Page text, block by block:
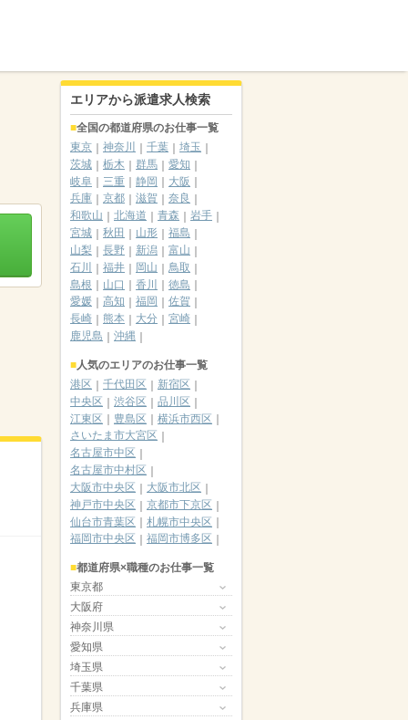
エリアから派遣求人検索
全国の都道府県のお仕事一覧
東京
神奈川 千葉
埼玉
茨城
栃木 群馬
愛知
岐阜
三重 静岡
大阪
兵庫
京都 滋賀
奈良
和歌山
北海道 青森
岩手
宮城
秋田 山形
福島
山梨
長野 新潟
富山
石川
福井 岡山
鳥取
島根
山口 香川
徳島
愛媛
高知 福岡
佐賀
長崎
熊本 大分
宮崎
鹿児島
沖縄
人気のエリアのお仕事一覧
港区
千代田区
新宿区
中央区
渋谷区
品川区
江東区
豊島区
横浜市西区
さいたま市大宮区
名古屋市中区
名古屋市中村区
大阪市中央区
大阪市北区
神戸市中央区
京都市下京区
仙台市青葉区
札幌市中央区
福岡市中央区
福岡市博多区
都道府県×職種のお仕事一覧
東京都
大阪府
神奈川県
愛知県
埼玉県
千葉県
兵庫県